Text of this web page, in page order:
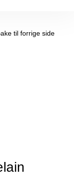
til forrige side